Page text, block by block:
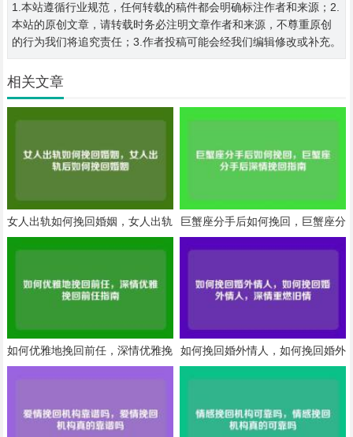
1.本站遵循行业规范，任何转载的稿件都会明确标注作者和来源；2.
本站的原创文章，请转载时务必注明文章作者和来源，不尊重原创
的行为我们将追究责任；3.作者投稿可能会经我们编辑修改或补充。
相关文章
女人出轨如何挽回婚姻，女人出轨
后如何挽回婚姻
巨蟹座分手后如何挽回，巨蟹座分
手后深情挽回指南
如何优雅地挽回前任，深情优雅挽
回前任指南
如何挽回婚外情人，如何挽回婚外
情人，深情重燃旧情